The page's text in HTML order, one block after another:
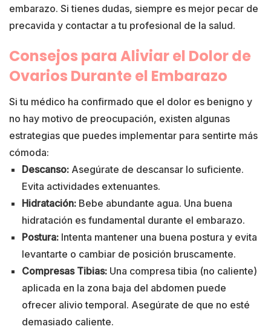
embarazo. Si tienes dudas, siempre es mejor pecar de
precavida y contactar a tu profesional de la salud.
Consejos para Aliviar el Dolor de
Ovarios Durante el Embarazo
Si tu médico ha confirmado que el dolor es benigno y
no hay motivo de preocupación, existen algunas
estrategias que puedes implementar para sentirte más
cómoda:
Descanso:Asegúrate de descansar lo suficiente.
Evita actividades extenuantes.
Hidratación:Bebe abundante agua. Una buena
hidratación es fundamental durante el embarazo.
Postura:Intenta mantener una buena postura y evita
levantarte o cambiar de posición bruscamente.
Compresas Tibias:Una compresa tibia (no caliente)
aplicada en la zona baja del abdomen puede
ofrecer alivio temporal. Asegúrate de que no esté
demasiado caliente.